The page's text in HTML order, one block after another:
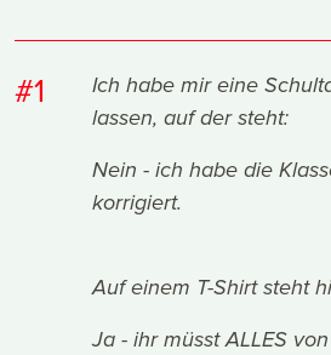
#1
Ich habe mir eine
lassen, auf der steht:
Nein - ich habe die
korrigiert.
Auf einem T-Shirt steht
Ja - ihr müsst ALLES